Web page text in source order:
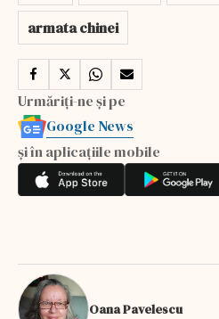
armata chinei
Urmăriți-ne și pe
Google News
și în aplicațiile mobile
Oana Pavelescu